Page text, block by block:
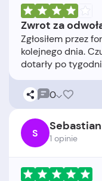
Zwrot za
Zgłosiłem przez
kolejnego dnia.
0
S 1 opinie